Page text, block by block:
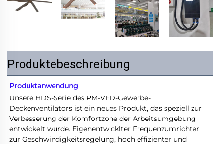
Produktebeschreibung
Produktanwendung
Unsere HDS-Serie des PM-VFD-Gewerbe-
Deckenventilators ist ein neues Produkt, das speziell zur
Verbesserung der Komfortzone der Arbeitsumgebung
entwickelt wurde. Eigenentwicklter Frequenzumrichter
zur Geschwindigkeitsregelung, hoch effizienter und